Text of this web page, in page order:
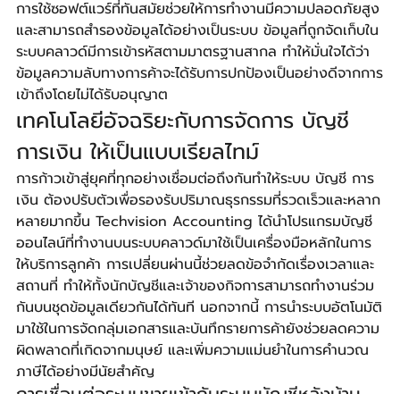
การใช้ซอฟต์แวร์ที่ทันสมัยช่วยให้การทำงานมีความปลอดภัยสูง
และสามารถสำรองข้อมูลได้อย่างเป็นระบบ ข้อมูลที่ถูกจัดเก็บใน
ระบบคลาวด์มีการเข้ารหัสตามมาตรฐานสากล ทำให้มั่นใจได้ว่า
ข้อมูลความลับทางการค้าจะได้รับการปกป้องเป็นอย่างดีจากการ
เข้าถึงโดยไม่ได้รับอนุญาต
เทคโนโลยีอัจฉริยะกับการจัดการ บัญชี
การเงิน ให้เป็นแบบเรียลไทม์
การก้าวเข้าสู่ยุคที่ทุกอย่างเชื่อมต่อถึงกันทำให้ระบบ บัญชี การ
เงิน ต้องปรับตัวเพื่อรองรับปริมาณธุรกรรมที่รวดเร็วและหลาก
หลายมากขึ้น Techvision Accounting ได้นำโปรแกรมบัญชี
ออนไลน์ที่ทำงานบนระบบคลาวด์มาใช้เป็นเครื่องมือหลักในการ
ให้บริการลูกค้า การเปลี่ยนผ่านนี้ช่วยลดข้อจำกัดเรื่องเวลาและ
สถานที่ ทำให้ทั้งนักบัญชีและเจ้าของกิจการสามารถทำงานร่วม
กันบนชุดข้อมูลเดียวกันได้ทันที นอกจากนี้ การนำระบบอัตโนมัติ
มาใช้ในการจัดกลุ่มเอกสารและบันทึกรายการค้ายังช่วยลดความ
ผิดพลาดที่เกิดจากมนุษย์ และเพิ่มความแม่นยำในการคำนวณ
ภาษีได้อย่างมีนัยสำคัญ